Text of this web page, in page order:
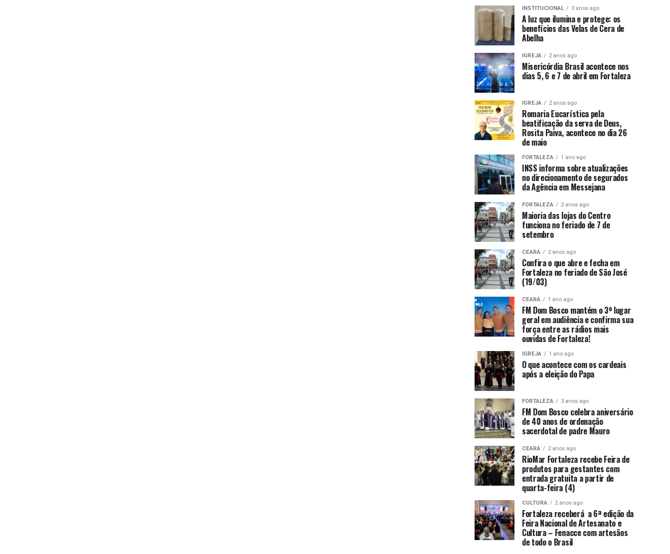
INSTITUCIONAL 3 anos ago
A luz que ilumina e protege: os
benefícios das Velas de Cera de
Abelha
IGREJA 2 anos ago
Misericórdia Brasil acontece nos
dias 5, 6 e 7 de abril em Fortaleza
IGREJA 2 anos ago
Romaria Eucarística pela
beatificação da serva de Deus,
Rosita Paiva, acontece no dia 26
de maio
FORTALEZA 1 ano ago
INSS informa sobre atualizações
no direcionamento de segurados
da Agência em Messejana
FORTALEZA 2 anos ago
Maioria das lojas do Centro
funciona no feriado de 7 de
setembro
CEARÁ 2 anos ago
Confira o que abre e fecha em
Fortaleza no feriado de São José
(19/03)
CEARÁ 1 ano ago
FM Dom Bosco mantém o 3º lugar
geral em audiência e confirma sua
força entre as rádios mais
ouvidas de Fortaleza!
IGREJA 1 ano ago
O que acontece com os cardeais
após a eleição do Papa
FORTALEZA 3 anos ago
FM Dom Bosco celebra aniversário
de 40 anos de ordenação
sacerdotal de padre Mauro
CEARÁ 2 anos ago
RioMar Fortaleza recebe Feira de
produtos para gestantes com
entrada gratuita a partir de
quarta-feira (4)
CULTURA 2 anos ago
Fortaleza receberá a 6ª edição da
Feira Nacional de Artesanato e
Cultura – Fenacce com artesãos
de todo o Brasil